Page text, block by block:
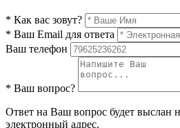
* Как вас зовут?
* Ваш Email для ответа
Ваш телефон
* Ваш вопрос?
Ответ на Ваш вопрос будет выслан
электронный адрес.